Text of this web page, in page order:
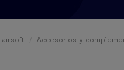
airsoft Accesorios y